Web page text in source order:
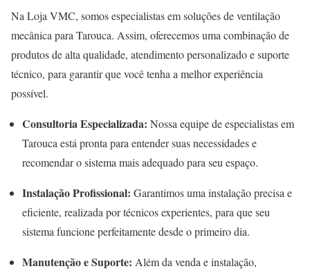
Na Loja VMC, somos especialistas em soluções de ventilação
mecânica para Tarouca. Assim, oferecemos uma combinação de
produtos de alta qualidade, atendimento personalizado e suporte
técnico, para garantir que você tenha a melhor experiência
possível.
Consultoria Especializada: Nossa equipe de especialistas em
Tarouca está pronta para entender suas necessidades e
recomendar o sistema mais adequado para seu espaço.
Instalação Profissional: Garantimos uma instalação precisa e
eficiente, realizada por técnicos experientes, para que seu
sistema funcione perfeitamente desde o primeiro dia.
Manutenção e Suporte: Além da venda e instalação,